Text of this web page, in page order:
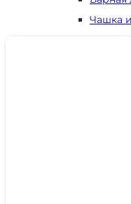
Чашка